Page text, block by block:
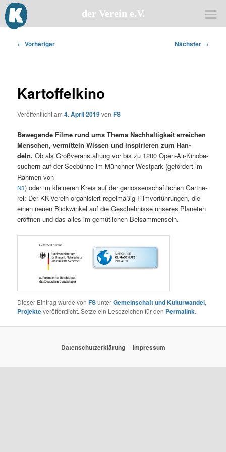
Zum
primärenBeitragsnavigation
← Vorheriger Nächster →
Kartoffelkino
Veröffentlicht am4. April 2019vonFS
Bewe­gen­de Fil­me rund ums The­ma Nach­hal­tig­keit errei­chen
Men­schen, ver­mit­teln Wis­sen und inspi­rie­ren zum Han­
deln.Ob als Groß­ver­an­stal­tung vor bis zu 1200 Open-Air-Kino­be­
su­chern auf der See­büh­ne im Münch­ner West­park (geför­dert im
Rah­men von
N3) oder im klei­ne­ren Kreis auf der genos­sen­schaft­li­chen Gärt­ne­
rei: Der KK-Ver­ein orga­ni­siert regel­mä­ßig Film­vor­füh­run­gen, die
einen neu­en Blick­win­kel auf die Gescheh­nis­se unse­res Pla­ne­ten
eröff­nen und das alles im gemüt­li­chen Beisammensein.
Dieser Eintrag wurde vonFSunterGemeinschaft und Kulturwandel,
Projekteveröffentlicht. Setze ein Lesezeichen für den Permalink.
Datenschutzerklärung Impressum
der Verein e.V.